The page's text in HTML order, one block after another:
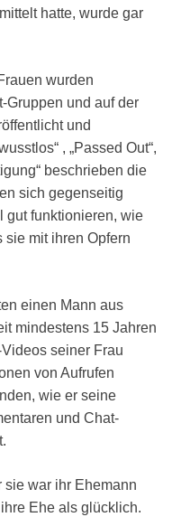
hatte, wurde gar
wurden
Gruppen und auf der
und
, „Passed Out“,
beschrieben die
sich gegenseitig
gut funktionieren, wie
mit ihren Opfern
einen Mann aus
mindestens 15 Jahren
seiner Frau
von Aufrufen
wie er seine
und Chat-
sie war ihr Ehemann
Ehe als glücklich.